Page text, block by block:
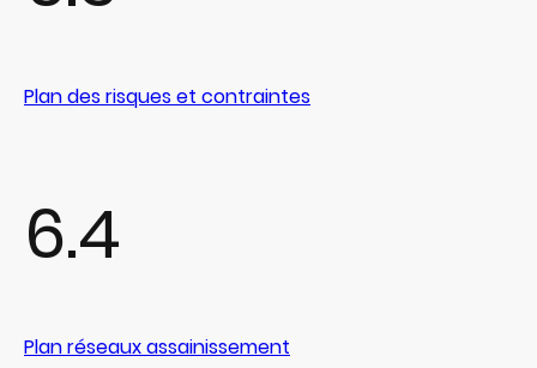
Plan des risques et contraintes
6.4
Plan réseaux assainissement